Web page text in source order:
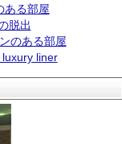
る部屋
脱出
のある部屋
liner